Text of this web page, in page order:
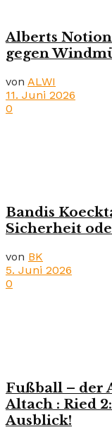
Alberts
gegen
von ALWI
11. Juni 2026
0
Bandis
Sicherheit
von BK
5. Juni 2026
0
Fußball – der
Altach : Ried
Ausblick!